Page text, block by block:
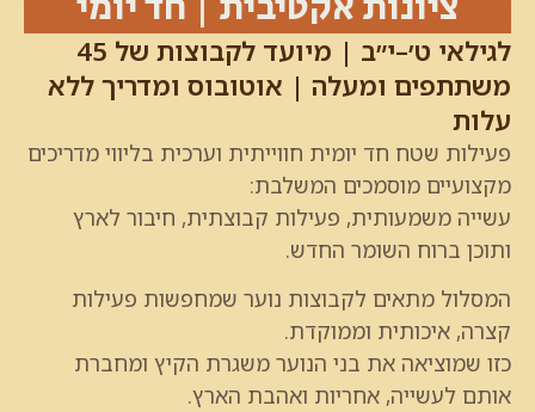
לגילאי ט׳–י״ב | מיועד לקבוצות של 45
ומעלה | אוטובוס ומדריך ללא
שטח חד יומית חווייתית וערכית בליווי מדריכים
מוסמכים המשלבת:
משמעותית, פעילות קבוצתית, חיבור לארץ
ברוח השומר החדש.
מתאים לקבוצות נוער שמחפשות פעילות
איכותית וממוקדת.
שמוציאה את בני הנוער משגרת הקיץ ומחברת
לעשייה, אחריות ואהבת הארץ.